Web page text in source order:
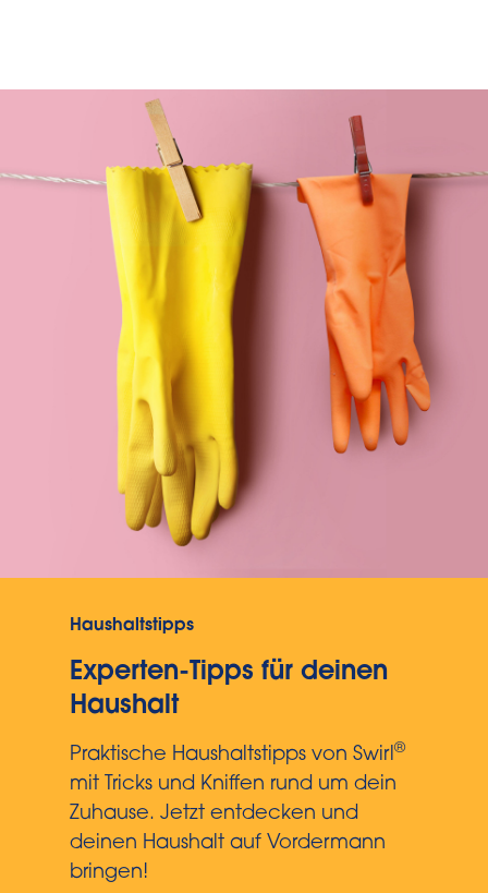
Haushaltstipps
Experten-Tipps für deinen
Haushalt
Praktische Haushaltstipps von Swirl®
mit Tricks und Kniffen rund um dein
Zuhause. Jetzt entdecken und
deinen Haushalt auf Vordermann
bringen!